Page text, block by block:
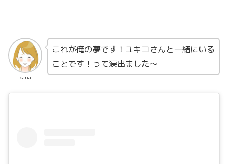
kana
これが俺の夢です！ユキコさんと一緒にいる
ことです！って涙出ました〜